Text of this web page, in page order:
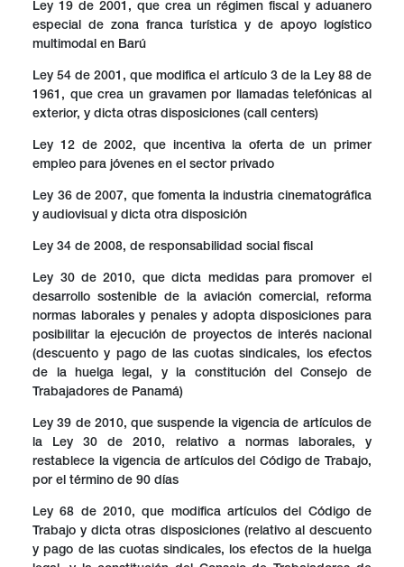
Ley 19 de 2001, que crea un régimen fiscal y aduanero
especial de zona franca turística y de apoyo logístico
multimodal en Barú
Ley 54 de 2001, que modifica el artículo 3 de la Ley 88 de
1961, que crea un gravamen por llamadas telefónicas al
exterior, y dicta otras disposiciones (call centers)
Ley 12 de 2002, que incentiva la oferta de un primer
empleo para jóvenes en el sector privado
Ley 36 de 2007, que fomenta la industria cinematográfica
y audiovisual y dicta otra disposición
Ley 34 de 2008, de responsabilidad social fiscal
Ley 30 de 2010, que dicta medidas para promover el
desarrollo sostenible de la aviación comercial, reforma
normas laborales y penales y adopta disposiciones para
posibilitar la ejecución de proyectos de interés nacional
(descuento y pago de las cuotas sindicales, los efectos
de la huelga legal, y la constitución del Consejo de
Trabajadores de Panamá)
Ley 39 de 2010, que suspende la vigencia de artículos de
la Ley 30 de 2010, relativo a normas laborales, y
restablece la vigencia de artículos del Código de Trabajo,
por el término de 90 días
Ley 68 de 2010, que modifica artículos del Código de
Trabajo y dicta otras disposiciones (relativo al descuento
y pago de las cuotas sindicales, los efectos de la huelga